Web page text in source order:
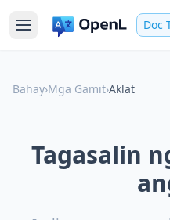
Doc
Bahay›Mga Gamit›Aklat
Tagasalin